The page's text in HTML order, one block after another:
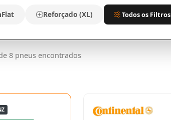
Reforçado (XL) Todos os Filtros
8pneus encontrados